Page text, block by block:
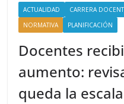
ACTUALIDAD CARRERA
NORMATIVA
PLANIFICACIÓN
Docentes
aumento:
queda la